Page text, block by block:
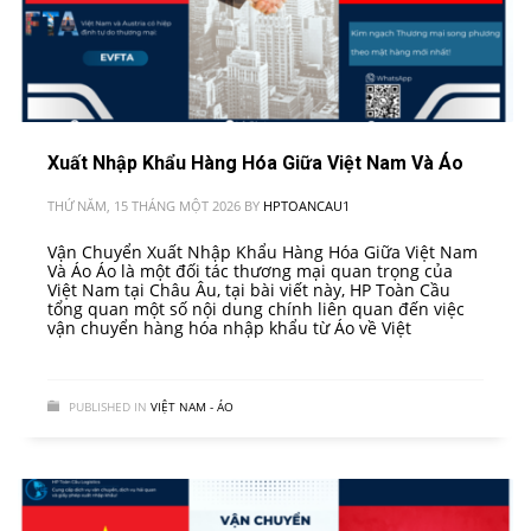
Xuất Nhập Khẩu Hàng Hóa Giữa Việt Nam Và Áo
THỨ NĂM, 15 THÁNG MỘT 2026 BY HPTOANCAU1
Vận Chuyển Xuất Nhập Khẩu Hàng Hóa Giữa Việt Nam
Và Áo Áo là một đối tác thương mại quan trọng của
Việt Nam tại Châu Âu, tại bài viết này, HP Toàn Cầu
tổng quan một số nội dung chính liên quan đến việc
vận chuyển hàng hóa nhập khẩu từ Áo về Việt
PUBLISHED IN VIỆT NAM - ÁO